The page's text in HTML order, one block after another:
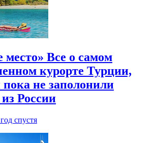
место» Все о самом
курорте Турции,
не заполонили
России
спустя